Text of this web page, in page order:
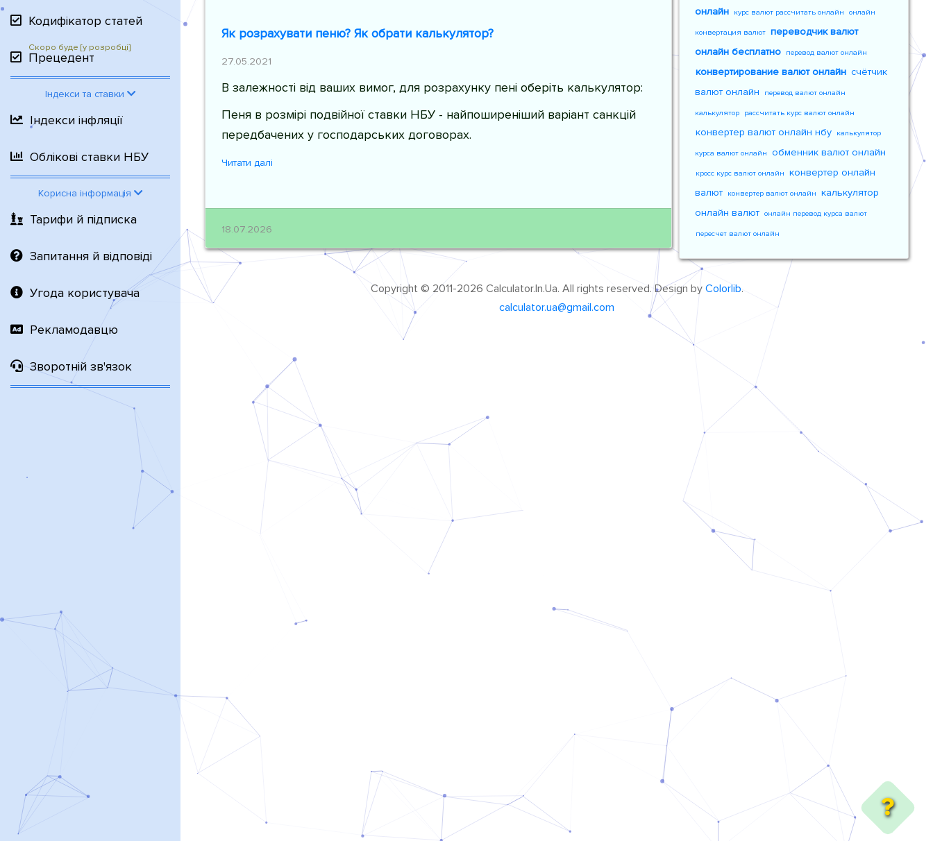
Кодифікатор статей
Прецедент
Індекси та ставки
Індекси інфляції
Облікові ставки НБУ
Корисна інформація
Тарифи й підписка
Запитання й відповіді
Угода користувача
Рекламодавцю
Зворотній зв'язок
Як розрахувати пеню? Як обрати калькулятор?
27.05.2021
В залежності від ваших вимог, для розрахунку пені оберіть калькулятор:
Пеня в розмірі подвійної ставки НБУ - найпоширеніший варіант санкцій
передбачених у господарських договорах.
Читати далі
18.07.2026
онлайн
курс валют рассчитать онлайн онлайн
конвертация валют переводчик валют
онлайн бесплатно
перевод валют онлайн
конвертирование валют онлайн счётчик
валют онлайн
перевод валют онлайн
калькулятор рассчитать курс валют онлайн
конвертер валют онлайн нбу калькулятор
курса валют онлайн обменник валют онлайн
кросс курс валют онлайн
конвертер онлайн
валют
конвертер валют онлайн
калькулятор
онлайн валют онлайн перевод курса валют
пересчет валют онлайн
Copyright © 2011-2026 Calculator.In.Ua. All rights reserved. Design by Colorlib.
calculator.ua@gmail.com